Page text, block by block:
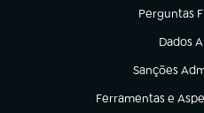
Perguntas
(abre em
Dados
(abre
Sanções
(abre em
Ferramentas e
(abre em nova aba)